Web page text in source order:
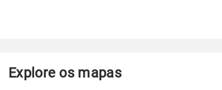
Explore os mapas